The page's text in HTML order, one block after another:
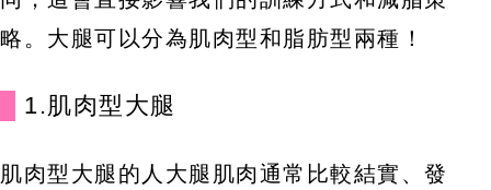
略。大腿可以分為肌肉型和脂肪型兩種！
1.肌肉型大腿
肌肉型大腿的人大腿肌肉通常比較結實、發